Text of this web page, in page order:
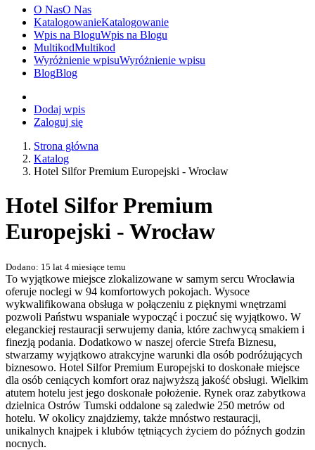
O NasO Nas
KatalogowanieKatalogowanie
Wpis na BloguWpis na Blogu
MultikodMultikod
Wyróżnienie wpisuWyróżnienie wpisu
BlogBlog
Dodaj wpis
Zaloguj się
Strona główna
Katalog
Hotel Silfor Premium Europejski - Wrocław
Hotel Silfor Premium
Europejski - Wrocław
Dodano: 15 lat 4 miesiące temu
To wyjątkowe miejsce zlokalizowane w samym sercu Wrocławia
oferuje noclegi w 94 komfortowych pokojach. Wysoce
wykwalifikowana obsługa w połączeniu z pięknymi wnętrzami
pozwoli Państwu wspaniale wypocząć i poczuć się wyjątkowo. W
eleganckiej restauracji serwujemy dania, które zachwycą smakiem i
finezją podania. Dodatkowo w naszej ofercie Strefa Biznesu,
stwarzamy wyjątkowo atrakcyjne warunki dla osób podróżujących
biznesowo. Hotel Silfor Premium Europejski to doskonałe miejsce
dla osób ceniących komfort oraz najwyższą jakość obsługi. Wielkim
atutem hotelu jest jego doskonałe położenie. Rynek oraz zabytkowa
dzielnica Ostrów Tumski oddalone są zaledwie 250 metrów od
hotelu. W okolicy znajdziemy, także mnóstwo restauracji,
unikalnych knajpek i klubów tętniących życiem do późnych godzin
nocnych.